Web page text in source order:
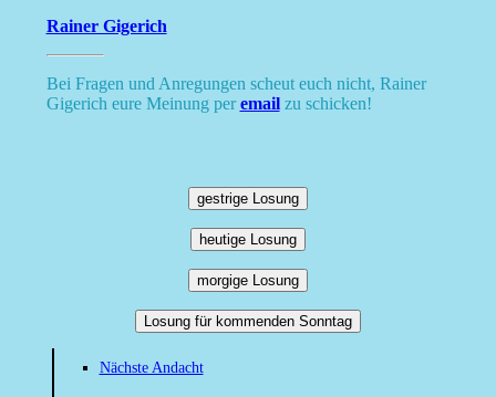
Rainer Gigerich
Bei Fragen und Anregungen scheut euch nicht, Rainer
Gigerich eure Meinung peremailzu schicken!
gestrige Losung
heutige Losung
morgige Losung
Losung für kommenden Sonntag
Nächste Andacht